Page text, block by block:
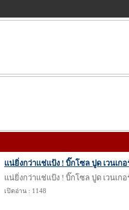
แน่ยิ่งกว่าแช่แป้ง ! บิ๊กโซล ปูด เวนเ
แน่ยิ่งกว่าแช่แป้ง ! บิ๊กโซล ปูด เวนเ
เปิดอ่าน : 1148